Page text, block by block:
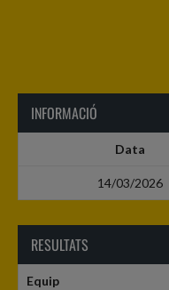
INFORMACIÓ
Data
14/03/2026
RESULTATS
Equip